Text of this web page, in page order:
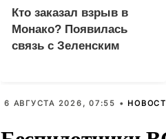
Кто заказал взрыв в
Монако? Появилась
связь с Зеленским
6 АВГУСТА 2026, 07:55 •